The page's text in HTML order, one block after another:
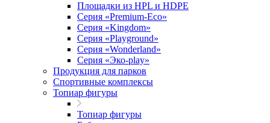
Площадки из HPL и HDPE
Серия «Premium-Eco»
Серия «Kingdom»
Серия «Playground»
Серия «Wonderland»
Серия «Эко-play»
Продукция для парков
Спортивные комплексы
Топиар фигуры
Топиар фигуры